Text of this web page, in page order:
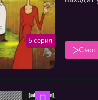
5 серия